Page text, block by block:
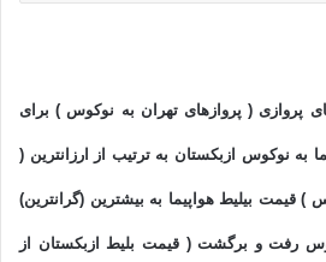
پروازی ( پروازهای تهران به نوکوس ) برای
به نوکوس ازبکستان به ترتیب از ارزانترین (
) قیمت بیلیط هواپیما به بیشترین (گرانترین)
رفت و برگشت ( قیمت بلیط ازبکستان از